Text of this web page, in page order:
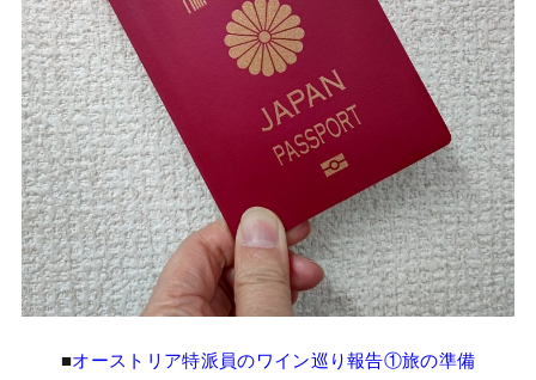
■オーストリア特派員のワイン巡り報告①旅の準備